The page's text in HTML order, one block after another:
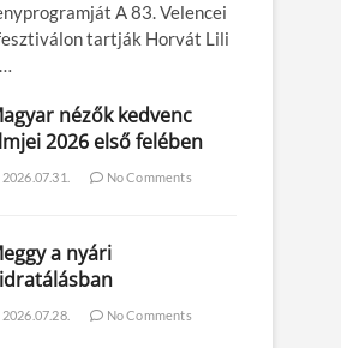
A 83. Velencei
tartják Horvát Lili
nézők kedvenc
2026 első felében
2026.07.31. No Comments
a nyári
2026.07.28. No Comments